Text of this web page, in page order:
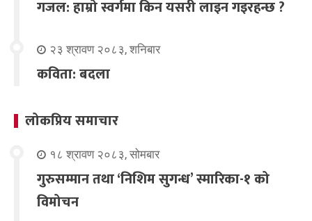
गजल: हाम्रो स्वर्गमा किन यसरी लाइन गइरहन्छ ?
२३ श्रावण २०८३, शनिबार
कविता: बदला
लोकप्रिय समाचार
१८ श्रावण २०८३, सोमबार
गुरुसम्मान तथा ‘निशिम सुगन्ध’ स्मारिका-१ को
विमोचन